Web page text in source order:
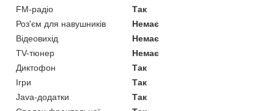
FM-радіо
Так
Роз'єм для навушників
Немає
Відеовихід
Немає
TV-тюнер
Немає
Диктофон
Так
Ігри
Так
Java-додатки
Так